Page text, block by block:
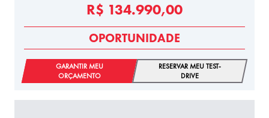
R$ 134.990,00
OPORTUNIDADE
GARANTIR MEU
ORÇAMENTO
RESERVAR MEU TEST-
DRIVE